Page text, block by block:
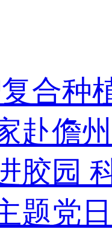
合种
赴儋
胶园
题党